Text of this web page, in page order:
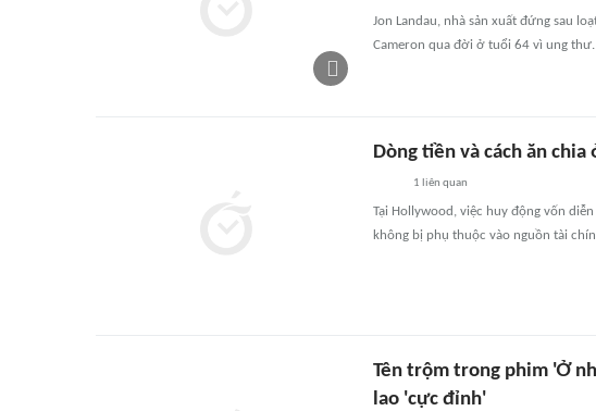
Jon Landau, nhà sản xuất đứng sau
Cameron qua đời ở tuổi 64 vì ung thư.
Dòng tiền và cách ăn
1 liên quan
Tại Hollywood, việc huy động vốn
không bị phụ thuộc vào nguồn tài
Tên trộm trong phim 'Ở
lao 'cực đỉnh'